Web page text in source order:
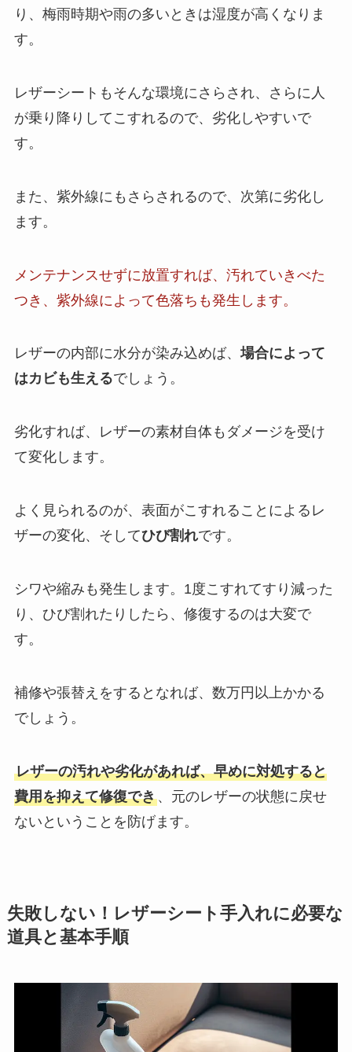
り、梅雨時期や雨の多いときは湿度が高くなりま
す。
レザーシートもそんな環境にさらされ、さらに人
が乗り降りしてこすれるので、劣化しやすいで
す。
また、紫外線にもさらされるので、次第に劣化し
ます。
メンテナンスせずに放置すれば、汚れていきべた
つき、紫外線によって色落ちも発生します。
レザーの内部に水分が染み込めば、場合によって
はカビも生えるでしょう。
劣化すれば、レザーの素材自体もダメージを受け
て変化します。
よく見られるのが、表面がこすれることによるレ
ザーの変化、そしてひび割れです。
シワや縮みも発生します。1度こすれてすり減った
り、ひび割れたりしたら、修復するのは大変で
す。
補修や張替えをするとなれば、数万円以上かかる
でしょう。
レザーの汚れや劣化があれば、早めに対処すると
費用を抑えて修復でき、元のレザーの状態に戻せ
ないということを防げます。
失敗しない！レザーシート手入れに必要な
道具と基本手順